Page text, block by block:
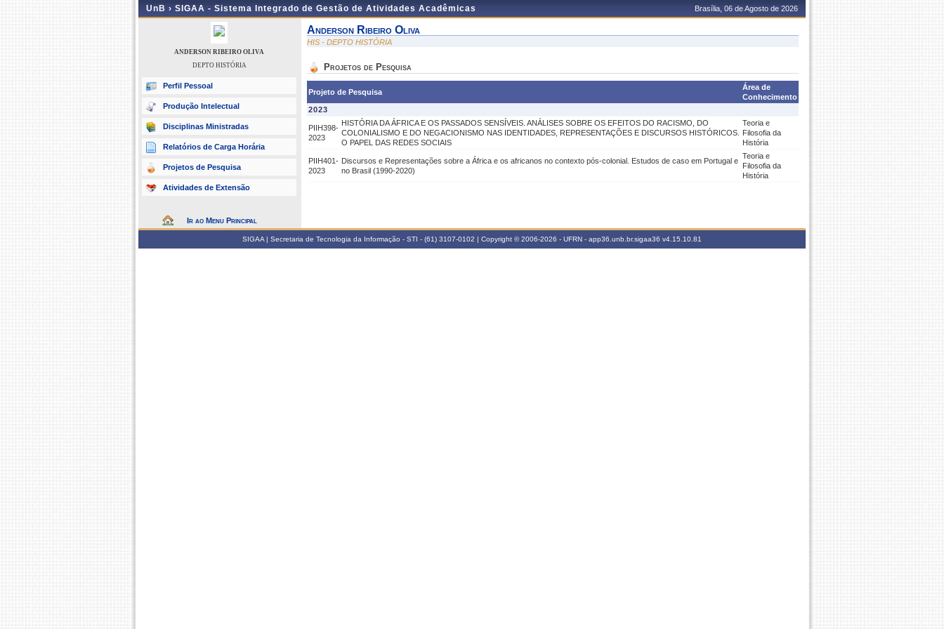
UnB › SIGAA - Sistema Integrado de Gestão de Atividades Acadêmicas Brasília, 06 de Agosto de 2026
ANDERSON RIBEIRO OLIVA
DEPTO HISTÓRIA
Perfil Pessoal
Produção Intelectual
Disciplinas Ministradas
Relatórios de Carga Horária
Projetos de Pesquisa
Atividades de Extensão
Ir ao Menu Principal
Anderson Ribeiro Oliva
HIS - DEPTO HISTÓRIA
Projetos de Pesquisa
Projeto de Pesquisa
Área de
Conhecimento
2023
PIIH398-
2023
HISTÓRIA DA ÁFRICA E OS PASSADOS SENSÍVEIS. ANÁLISES SOBRE OS EFEITOS DO RACISMO, DO
COLONIALISMO E DO NEGACIONISMO NAS IDENTIDADES, REPRESENTAÇÕES E DISCURSOS HISTÓRICOS.
O PAPEL DAS REDES SOCIAIS
Teoria e
Filosofia da
História
PIIH401-
2023
Discursos e Representações sobre a África e os africanos no contexto pós-colonial. Estudos de caso em Portugal e
no Brasil (1990-2020)
Teoria e
Filosofia da
História
SIGAA | Secretaria de Tecnologia da Informação - STI - (61) 3107-0102 | Copyright © 2006-2026 - UFRN - app36.unb.br.sigaa36 v4.15.10.81